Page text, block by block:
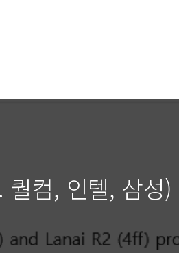
컴, 인텔, 삼성)